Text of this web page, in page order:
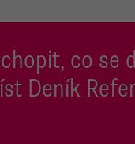
co se
Deník